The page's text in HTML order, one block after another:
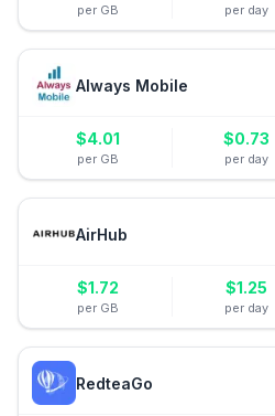
per GB per day
Always Mobile
$4.01
per GB
$0.73
per day
AirHub
$1.72
per GB
$1.25
per day
RedteaGo